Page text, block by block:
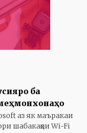
ба
аз як маъракаи
шабакаҳои Wi-Fi